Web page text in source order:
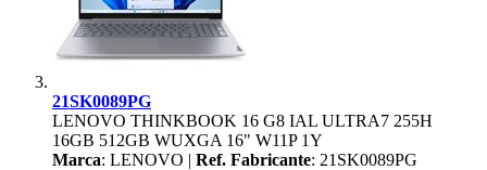
21SK0089PG
LENOVO THINKBOOK 16 G8 IAL ULTRA7 255H
16GB 512GB WUXGA 16" W11P 1Y
Marca: LENOVO | Ref. Fabricante: 21SK0089PG